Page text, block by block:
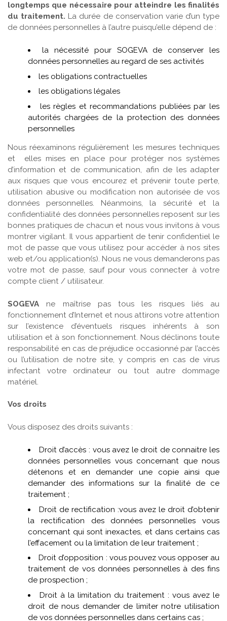
longtemps que nécessaire pour atteindre les finalités
du traitement. La durée de conservation varie d’un type
de données personnelles à l’autre puisqu’elle dépend de :
la nécessité pour SOGEVA de conserver les
données personnelles au regard de ses activités
les obligations contractuelles
les obligations légales
les règles et recommandations publiées par les
autorités chargées de la protection des données
personnelles
Nous réexaminons régulièrement les mesures techniques
et elles mises en place pour protéger nos systèmes
d’information et de communication, afin de les adapter
aux risques que vous encourez et prévenir toute perte,
utilisation abusive ou modification non autorisée de vos
données personnelles. Néanmoins, la sécurité et la
confidentialité des données personnelles reposent sur les
bonnes pratiques de chacun et nous vous invitons à vous
montrer vigilant. Il vous appartient de tenir confidentiel le
mot de passe que vous utilisez pour accéder à nos sites
web et/ou application(s). Nous ne vous demanderons pas
votre mot de passe, sauf pour vous connecter à votre
compte client / utilisateur.
SOGEVA ne maîtrise pas tous les risques liés au
fonctionnement d’Internet et nous attirons votre attention
sur l’existence d’éventuels risques inhérents à son
utilisation et à son fonctionnement. Nous déclinons toute
responsabilité en cas de préjudice occasionné par l’accès
ou l’utilisation de notre site, y compris en cas de virus
infectant votre ordinateur ou tout autre dommage
matériel.
Vos droits
Vous disposez des droits suivants :
Droit d’accès : vous avez le droit de connaitre les
données personnelles vous concernant que nous
détenons et en demander une copie ainsi que
demander des informations sur la finalité de ce
traitement ;
Droit de rectification :vous avez le droit d’obtenir
la rectification des données personnelles vous
concernant qui sont inexactes, et dans certains cas
l’effacement ou la limitation de leur traitement ;
Droit d’opposition : vous pouvez vous opposer au
traitement de vos données personnelles à des fins
de prospection ;
Droit à la limitation du traitement : vous avez le
droit de nous demander de limiter notre utilisation
de vos données personnelles dans certains cas ;